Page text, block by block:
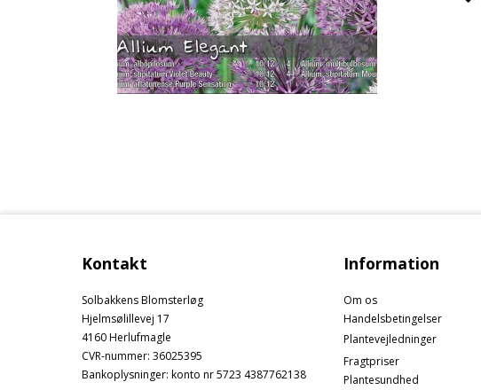
Kontakt
Solbakkens Blomsterløg
Hjelmsølillevej 17
4160 Herlufmagle
CVR-nummer: 36025395
Bankoplysninger: konto nr 5723 4387762138
Information
Om os
Handelsbetingelser
Plantevejledninger
Fragtpriser
Plantesundhed